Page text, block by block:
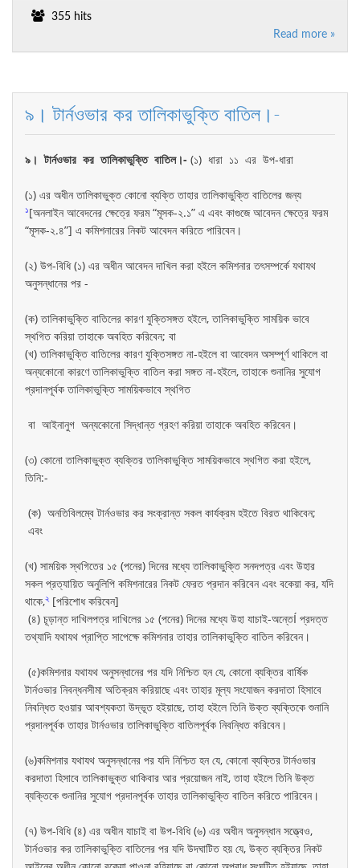
355 hits
Read more »
৯। টার্নওভার কর তালিকাভুক্তি বাতিল।-
৯। টার্নওভার কর তালিকাভুক্তি বাতিল।- (১) ধারা ১১ এর উপ-ধারা
(১) এর অধীন তালিকাভুক্ত কোনো ব্যক্তি তাহার তালিকাভুক্তি বাতিলের জন্য
১[অনলাইন আবেদনের ক্ষেত্রে ফরম “মূসক-২.১” এ এবং কাগুজে আবেদন ক্ষেত্রে ফরম
“মূসক-২.৪”] এ কমিশনারের নিকট আবেদন করিতে পারিবেন।
(২) উপ-বিধি (১) এর অধীন আবেদন দাখিল করা হইলে কমিশনার তৎসম্পর্কে যথাযথ
অনুসন্ধানের পর -
(ক) তালিকাভুক্তি বাতিলের কারণ যুক্তিসঙ্গত হইলে, তালিকাভুক্তি সাময়িক ভাবে
স্থগিত করিয়া তাহাকে অবহিত করিবেন; বা
(খ) তালিকাভুক্তি বাতিলের কারণ যুক্তিসঙ্গত না-হইলে বা আবেদন অসম্পূর্ণ থাকিলে বা
অন্যকোনো কারণে তালিকাভুক্তি বাতিল করা সঙ্গত না-হইলে, তাহাকে শুনানির সুযোগ
প্রদানপূর্বক তালিকাভুক্তি সাময়িকভাবে স্থগিত
বা আইনানুগ অন্যকোনো সিদ্ধান্ত গ্রহণ করিয়া তাহাকে অবহিত করিবেন।
(৩) কোনো তালিকাভুক্ত ব্যক্তির তালিকাভুক্তি সাময়িকভাবে স্থগিত করা হইলে,
তিনি:-
(ক) অনতিবিলম্বে টার্নওভার কর সংক্রান্ত সকল কার্যক্রম হইতে বিরত থাকিবেন;
এবং
(খ) সাময়িক স্থগিতের ১৫ (পনের) দিনের মধ্যে তালিকাভুক্তি সনদপত্র এবং উহার
সকল প্রত্যায়িত অনুলিপি কমিশনারের নিকট ফেরত প্রদান করিবেন এবং বকেয়া কর, যদি
থাকে,২ [পরিশোধ করিবেন]
(৪) চূড়ান্ত দাখিলপত্র দাখিলের ১৫ (পনের) দিনের মধ্যে উহা যাচাই-অন্তেÍ প্রদত্ত
তথ্যাদি যথাযথ প্রাপ্তি সাপেক্ষে কমিশনার তাহার তালিকাভুক্তি বাতিল করিবেন।
(৫)কমিশনার যথাযথ অনুসন্ধানের পর যদি নিশ্চিত হন যে, কোনো ব্যক্তির বার্ষিক
টার্নওভার নিবন্ধনসীমা অতিক্রম করিয়াছে এবং তাহার মূল্য সংযোজন করদাতা হিসাবে
নিবন্ধিত হওয়ার আবশ্যকতা উদ্ভূত হইয়াছে, তাহা হইলে তিনি উক্ত ব্যক্তিকে শুনানি
প্রদানপূর্বক তাহার টার্নওভার তালিকাভুক্তি বাতিলপূর্বক নিবন্ধিত করিবেন।
(৬)কমিশনার যথাযথ অনুসন্ধানের পর যদি নিশ্চিত হন যে, কোনো ব্যক্তির টার্নওভার
করদাতা হিসাবে তালিকাভুক্ত থাকিবার আর প্রয়োজন নাই, তাহা হইলে তিনি উক্ত
ব্যক্তিকে শুনানির সুযোগ প্রদানপূর্বক তাহার তালিকাভুক্তি বাতিল করিতে পারিবেন।
(৭) উপ-বিধি (৪) এর অধীন যাচাই বা উপ-বিধি (৬) এর অধীন অনুসন্ধান সত্ত্বেও,
টার্নওভার কর তালিকাভুক্তি বাতিলের পর যদি উদঘাটিত হয় যে, উক্ত ব্যক্তির নিকট